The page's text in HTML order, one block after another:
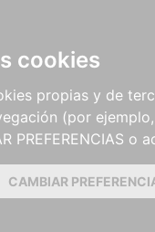
cookies
propias y de
(por
PREFERENCIAS o
CAMBIAR
Y